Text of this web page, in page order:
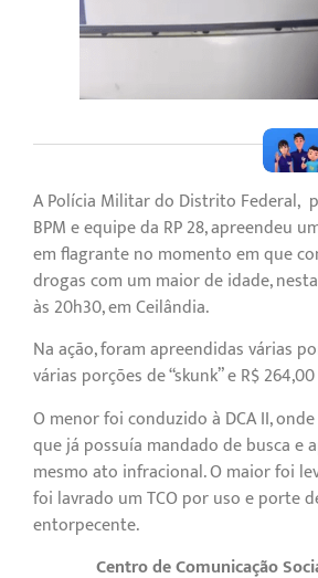
A Polícia Militar do Distrito Federal,
BPM e equipe da RP 28, apreendeu
em flagrante no momento em que
drogas com um maior de idade,
às 20h30, em Ceilândia.
Na ação, foram apreendidas várias
várias porções de “skunk” e R$
O menor foi conduzido à DCA II,
que já possuía mandado de busca e
mesmo ato infracional. O maior foi
foi lavrado um TCO por uso e porte
entorpecente.
Centro de Comunicação